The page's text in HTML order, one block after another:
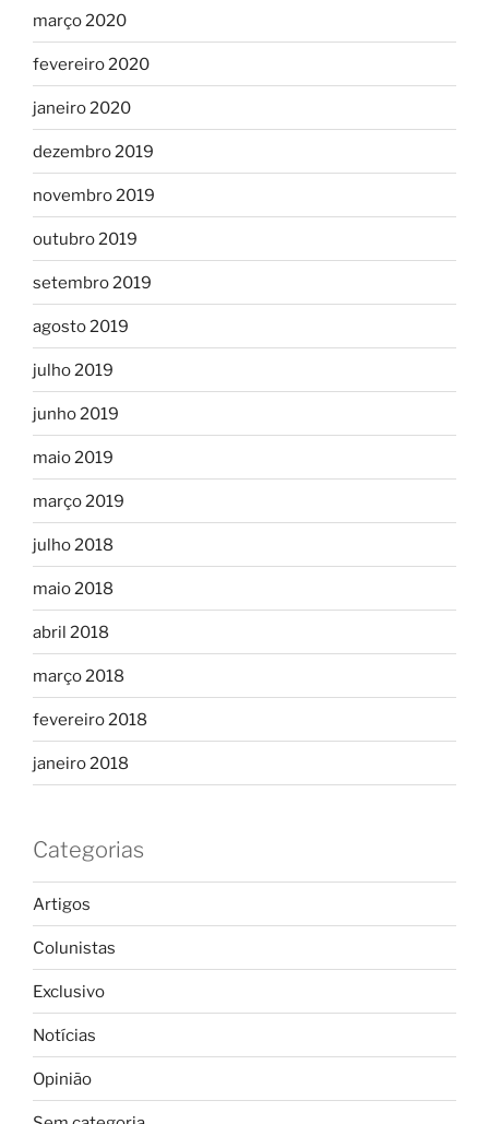
março 2020
fevereiro 2020
janeiro 2020
dezembro 2019
novembro 2019
outubro 2019
setembro 2019
agosto 2019
julho 2019
junho 2019
maio 2019
março 2019
julho 2018
maio 2018
abril 2018
março 2018
fevereiro 2018
janeiro 2018
Categorias
Artigos
Colunistas
Exclusivo
Notícias
Opinião